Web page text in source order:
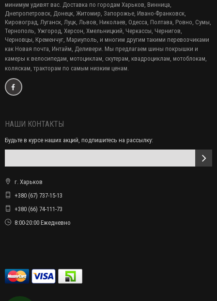
минимум удивят вас. Доставка по городам Харьков, Винница,
Днепропетровск, Донецк, Житомир, Запорожье, Ивано-Франковск,
Кировоград, Луганск, Луцк, Львов, Николаев, Одесса, Полтава, Ровно, Сумы,
Тернополь, Ужгород, Херсон, Хмельницкий, Черкассы, Чернигов,
Черновцы, Кременчуг, Мариуполь, и многим другим такими перевозчиками
как Новая почта, Интайм, Деливери. Мы предлагаем шины покрышки и
камеры к велосипедам, мотоциклам, скутерам, квадроциклам, мотоблокам,
коляскам, тракторам по самым низким ценам.
НАШИ КОНТАКТЫ
Будьте в курсе наших акций, подпишитесь на рассылку:
г. Харьков
+380 (67) 737-15-13
+380 (66) 74-111-73
8:00-20:00 Ежедневно